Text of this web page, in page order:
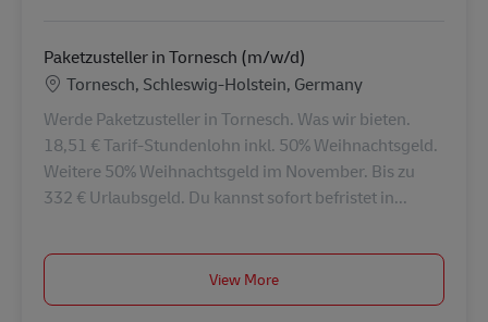
Paketzusteller in Tornesch (m/w/d)
Konum
Tornesch, Schleswig-Holstein, Germany
Werde Paketzusteller in Tornesch. Was wir bieten.
18,51 € Tarif-Stundenlohn inkl. 50% Weihnachtsgeld.
Weitere 50% Weihnachtsgeld im November. Bis zu
332 € Urlaubsgeld. Du kannst sofort befristet in...
View More